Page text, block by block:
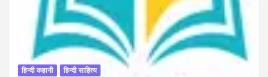
हिन्दी कहानी हिन्दी साहित्य